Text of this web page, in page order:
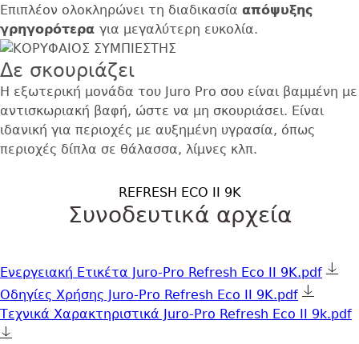
Επιπλέον ολοκληρώνει τη διαδικασία απόψυξης
γρηγορότερα για μεγαλύτερη ευκολία.
Δε σκουριάζει
Η εξωτερική μονάδα του Juro Pro σου είναι βαμμένη με
αντισκωριακή βαφή, ώστε να μη σκουριάσει. Είναι
ιδανική για περιοχές με αυξημένη υγρασία, όπως
περιοχές δίπλα σε θάλασσα, λίμνες κλπ.
REFRESH ECO II 9K
Συνοδευτικά αρχεία
Ενεργειακή Ετικέτα Juro-Pro Refresh Eco II 9K.pdf
Οδηγίες Χρήσης Juro-Pro Refresh Eco II 9K.pdf
Τεχνικά Χαρακτηριστικά Juro-Pro Refresh Eco II 9k.pdf